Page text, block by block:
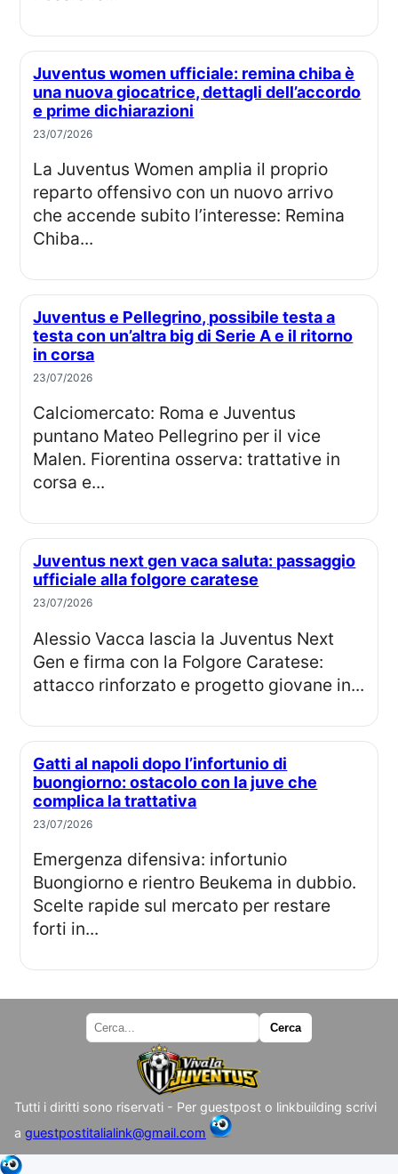
Juventus women ufficiale: remina chiba è
una nuova giocatrice, dettagli dell’accordo
e prime dichiarazioni
23/07/2026
La Juventus Women amplia il proprio
reparto offensivo con un nuovo arrivo
che accende subito l’interesse: Remina
Chiba...
Juventus e Pellegrino, possibile testa a
testa con un’altra big di Serie A e il ritorno
in corsa
23/07/2026
Calciomercato: Roma e Juventus
puntano Mateo Pellegrino per il vice
Malen. Fiorentina osserva: trattative in
corsa e...
Juventus next gen vaca saluta: passaggio
ufficiale alla folgore caratese
23/07/2026
Alessio Vacca lascia la Juventus Next
Gen e firma con la Folgore Caratese:
attacco rinforzato e progetto giovane in...
Gatti al napoli dopo l’infortunio di
buongiorno: ostacolo con la juve che
complica la trattativa
23/07/2026
Emergenza difensiva: infortunio
Buongiorno e rientro Beukema in dubbio.
Scelte rapide sul mercato per restare
forti in...
Tutti i diritti sono riservati - Per guestpost o linkbuilding scrivi
a guestpostitalialink@gmail.com